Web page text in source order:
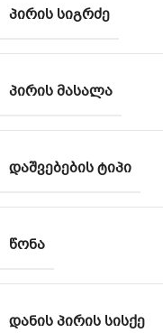
ᲞᲘᲠᲘᲡ ᲡᲘᲒᲠᲫᲔ
ᲞᲘᲠᲘᲡ ᲛᲐᲡᲐᲚᲐ
ᲓᲐᲨᲕᲔᲑᲔᲑᲘᲡ ᲢᲘᲞᲘ
ᲬᲝᲜᲐ
ᲓᲐᲜᲘᲡ ᲞᲘᲠᲘᲡ ᲡᲘᲡᲥᲔ